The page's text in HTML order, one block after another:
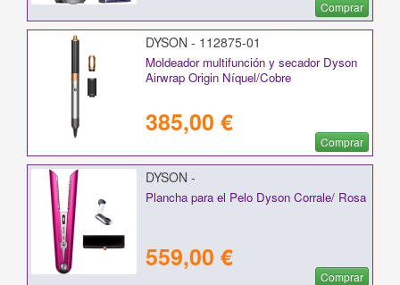
Comprar
DYSON - 112875-01
Moldeador multifunción y secador Dyson
Airwrap Origin Níquel/Cobre
385,00 €
Comprar
DYSON -
Plancha para el Pelo Dyson Corrale/ Rosa
559,00 €
Comprar